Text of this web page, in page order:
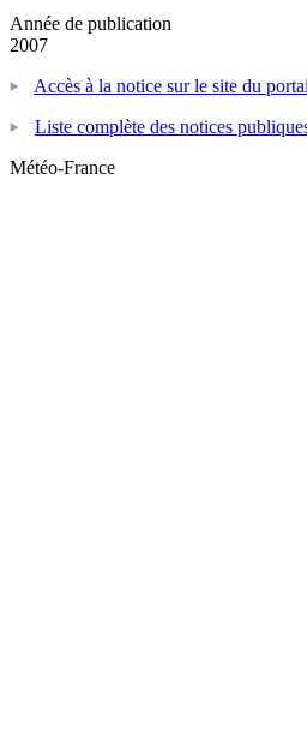
Année de publication
2007
Accès à la notice sur le site du
Liste complète des notices
Météo-France